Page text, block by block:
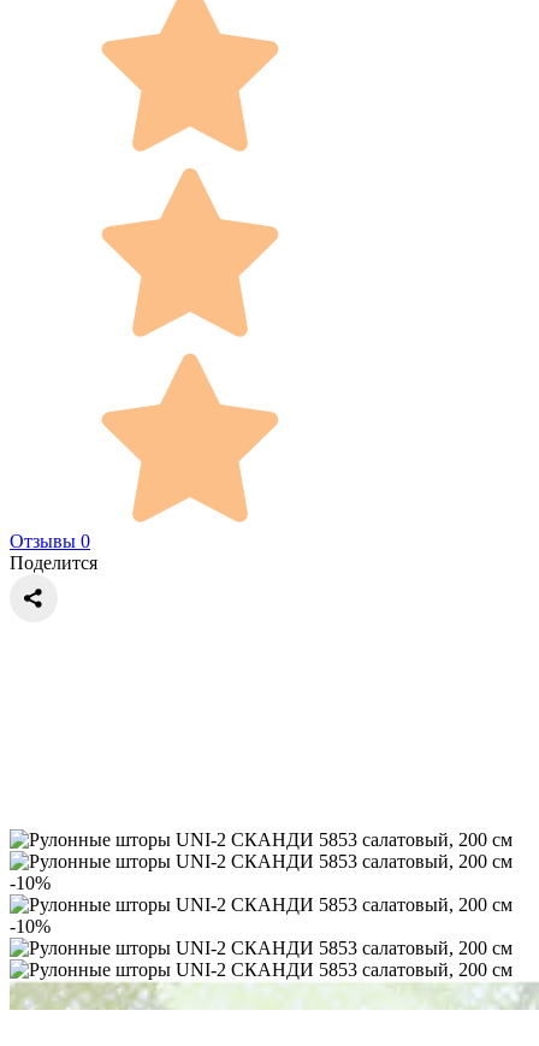
Отзывы 0
Поделится
-10%
-10%